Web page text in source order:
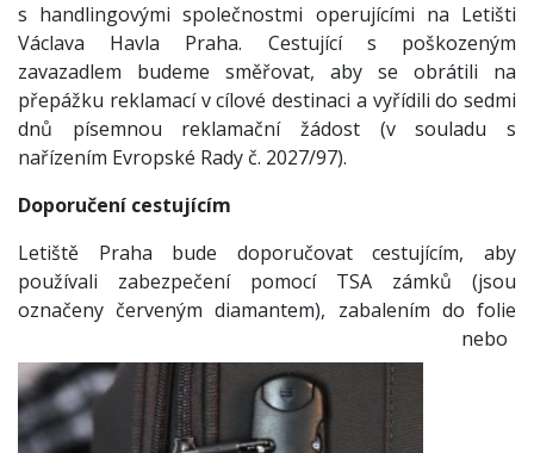
s handlingovými společnostmi operujícími na Letišti
Václava Havla Praha. Cestující s poškozeným
zavazadlem budeme směřovat, aby se obrátili na
přepážku reklamací v cílové destinaci a vyřídili do sedmi
dnů písemnou reklamační žádost (v souladu s
nařízením Evropské Rady č. 2027/97).
Doporučení cestujícím
Letiště Praha bude doporučovat cestujícím, aby
používali zabezpečení pomocí TSA zámků (jsou
označeny červeným diamantem), zabalením do folie
nebo